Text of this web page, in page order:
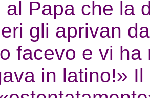
al Papa che la
gli aprivan
facevo e vi
in latino!»